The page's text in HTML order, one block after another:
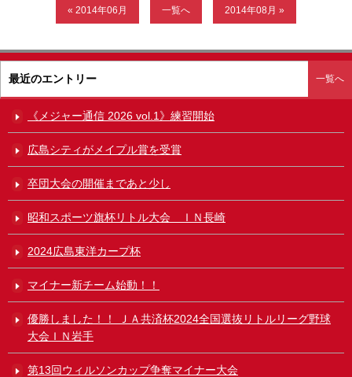
質問コーナー Ｑ＆Ａ
リトルリーグについて
« 2014年06月 一覧へ 2014年08月 »
最近のエントリー 一覧へ
《メジャー通信 2026 vol.1》練習開始
広島シティがメイプル賞を受賞
卒団大会の開催まであと少し
昭和スポーツ旗杯リトル大会 ＩＮ長崎
2024広島東洋カープ杯
マイナー新チーム始動！！
優勝しました！！ ＪＡ共済杯2024全国選抜リトルリーグ野球
大会ＩＮ岩手
第13回ウィルソンカップ争奪マイナー大会